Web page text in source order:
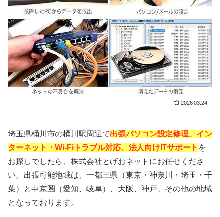
2026.03.24
埼玉県桶川市の桶川駅周辺で出張パソコン設定修理、イン
ターネット・Wi-Fiトラブル対応、法人向けITサポート を
お探しでしたら、株式会社とげおネットにお任せくださ
い。出張可能地域は、一都三県（東京・神奈川・埼玉・千
葉）と中京圏（愛知、岐阜）、大阪、神戸、その他の地域
となっております。